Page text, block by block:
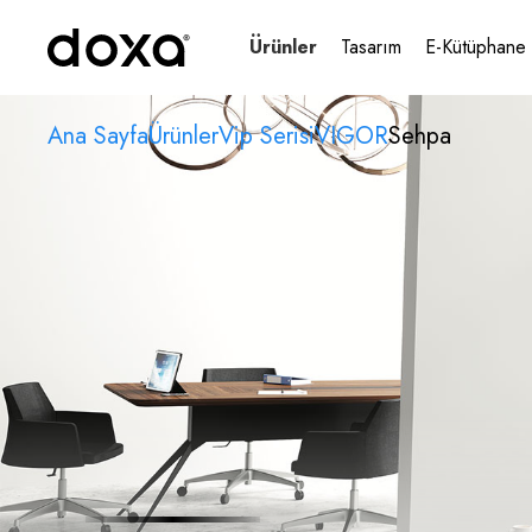
Ürünler Tasarım E-Kütüphane
Ana SayfaÜrünlerVip SerisiVIGORSehpa